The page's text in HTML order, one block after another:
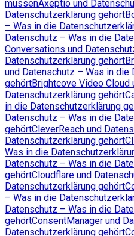
müssenAxeptio und
Datenschutzerklärung gehört
– Was in die
Datenschutz – Was in die
Conversations und
Datenschutzerklärung gehört
und Datenschutz – Was in die
gehörtBrightcove Video
Datenschutzerklärung gehört
in die Datenschutzerklärung
Datenschutz – Was in die
gehörtCleverReach und
Datenschutzerklärung gehört
Was in die
Datenschutz – Was in die
gehörtCloudflare und
Datenschutzerklärung gehört
– Was in die
Datenschutz – Was in die
gehörtConsentManager und
Datenschutzerklärung gehört